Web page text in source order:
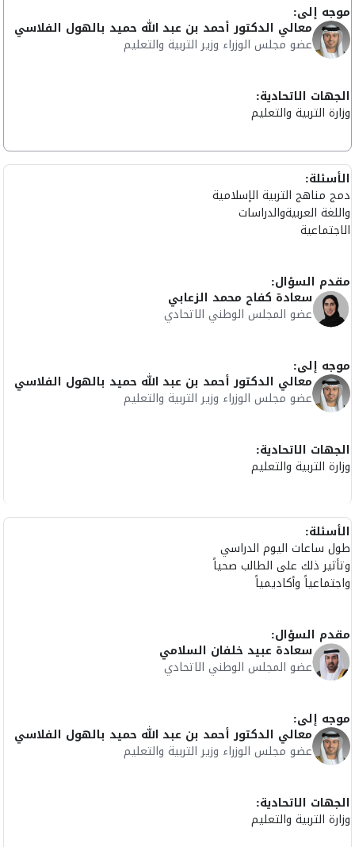
موجه إلى:
معالي الدكتور أحمد بن عبد الله حميد بالهول الفلاسي
عضو مجلس الوزراء وزير التربية والتعليم
الجهات الاتحادية:
وزارة التربية والتعليم
الأسئلة:
دمج مناهج التربية الإسلامية
واللغة العربيةوالدراسات
الاجتماعية
مقدم السؤال:
سعادة كفاح محمد الزعابي
عضو المجلس الوطني الاتحادي
موجه إلى:
معالي الدكتور أحمد بن عبد الله حميد بالهول الفلاسي
عضو مجلس الوزراء وزير التربية والتعليم
الجهات الاتحادية:
وزارة التربية والتعليم
الأسئلة:
طول ساعات اليوم الدراسي
وتأثير ذلك على الطالب صحياً
واجتماعياً وأكاديمياً
مقدم السؤال:
سعادة عبيد خلفان السلامي
عضو المجلس الوطني الاتحادي
موجه إلى:
معالي الدكتور أحمد بن عبد الله حميد بالهول الفلاسي
عضو مجلس الوزراء وزير التربية والتعليم
الجهات الاتحادية:
وزارة التربية والتعليم